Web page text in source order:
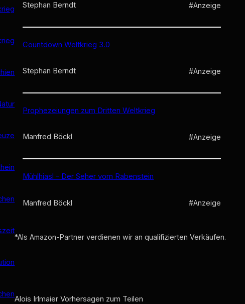
Stephan Berndt #Anzeige
Countdown Weltkrieg 3.0
Stephan Berndt #Anzeige
Prophezeiungen zum Dritten Weltkrieg
Manfred Böckl #Anzeige
Mühlhiasl – Der Seher vom Rabenstein
Manfred Böckl #Anzeige
*Als Amazon-Partner verdienen wir an qualifizierten Verkäufen.
Alois Irlmaier Vorhersagen zum Teilen